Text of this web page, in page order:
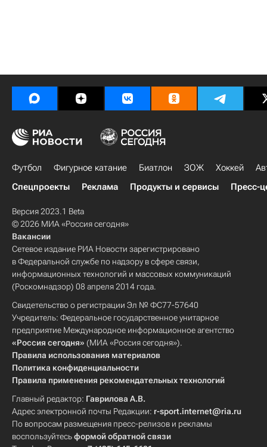
Футбол Фигурное катание Биатлон ЗОЖ Хоккей
Спецпроекты
Реклама Продукты и сервисы Пресс-
Версия 2023.1 Beta
© 2026 МИА «Россия сегодня»
Вакансии
Сетевое издание РИА Новости зарегистрировано
в Федеральной службе по надзору в сфере связи,
информационных технологий и массовых коммуникаций
(Роскомнадзор) 08 апреля 2014 года.
Свидетельство о регистрации Эл № ФС77-57640
Учредитель: Федеральное государственное унитарное
предприятие Международное информационное агентство
«Россия сегодня» (МИА «Россия сегодня»).
Правила использования материалов
Политика конфиденциальности
Правила применения рекомендательных технологий
Главный редактор: Гаврилова А.В.
Адрес электронной почты Редакции: r-sport.internet@ria.ru
По вопросам размещения пресс-релизов и рекламы
воспользуйтесьформой обратной связи